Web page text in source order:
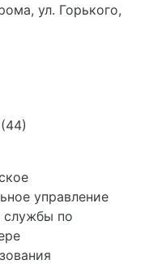
ул. Горького,
управление
службы по